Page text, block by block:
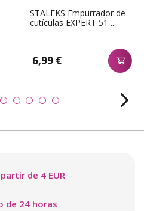
STALEKS Empurrador de
cutículas EXPERT 51 ...
6,99 €
de 4 EUR
de 24 horas